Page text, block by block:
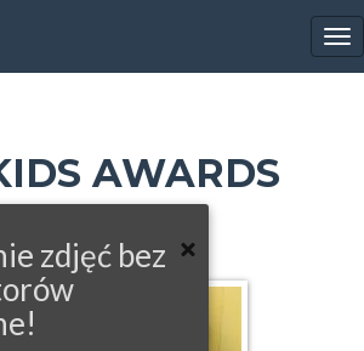
AWARDS
zdjęć bez